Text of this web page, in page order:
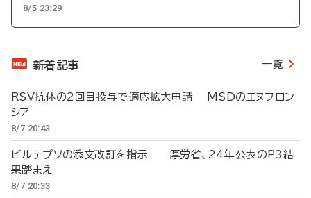
8/5 23:29
新着記事 一覧
RSV抗体の2回目投与で適応拡大申請 MSDのエヌフロン
シア
8/7 20:43
ビルテプソの添文改訂を指示 厚労省、24年公表のP3結
果踏まえ
8/7 20:33